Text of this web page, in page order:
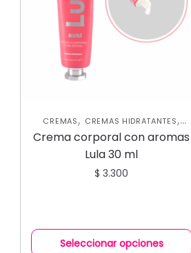
CREMAS, CREMAS HIDRATANTES,
NUEVA COLECCIÓN,SKIN CARE
CORPORAL
Crema corporal con aromas
Lula 30 ml
$ 3.300
Seleccionar opciones